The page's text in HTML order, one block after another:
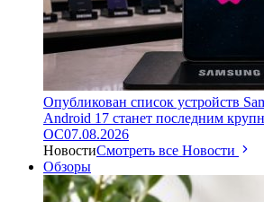
Опубликован список устройств
Android 17 станет последним
ОС07.08.2026
НовостиСмотреть все Новости
Обзоры